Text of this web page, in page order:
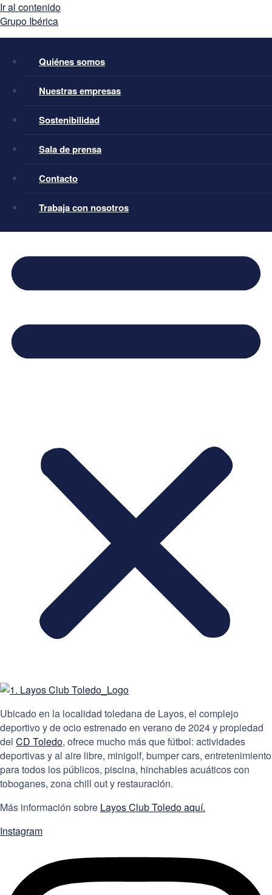
Ir al contenido
Nuestras empresas
Sala de prensa
Trabaja con nosotros
Quiénes somos
Nuestras empresas
Sostenibilidad
Sala de prensa
Contacto
Trabaja con nosotros
Ubicado en la localidad toledana de Layos, el complejo
deportivo y de ocio estrenado en verano de 2024 y propiedad
del CD Toledo, ofrece mucho más que fútbol: actividades
deportivas y al aire libre, minigolf, bumper cars, entretenimiento
para todos los públicos, piscina, hinchables acuáticos con
toboganes, zona chill out y restauración.
Más información sobre Layos Club Toledo aquí.
Instagram